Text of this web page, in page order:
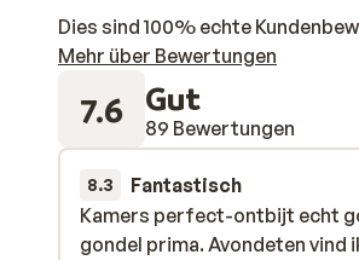
Dies sind 100% echte
Mehr über Bewertungen
7.6 Gut
89 Bewertungen
8.3 Fantastisch
Kamers perfect-ontbijt echt
gondel prima. Avondeten
Kamers perfect-ontbijt echt
gondel prima. Avondeten